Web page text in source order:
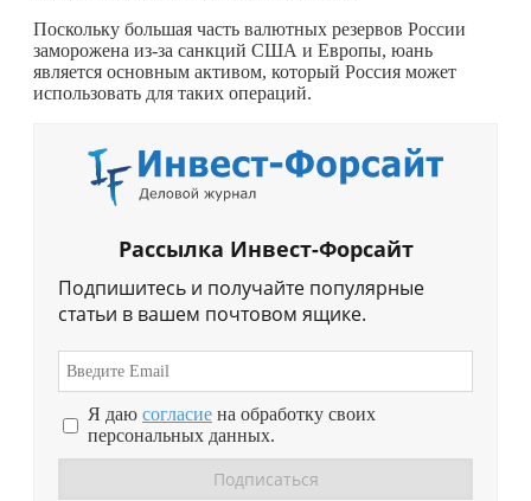
Поскольку большая часть валютных резервов России
заморожена из-за санкций США и Европы, юань
является основным активом, который Россия может
использовать для таких операций.
Рассылка Инвест-Форсайт
Подпишитесь и получайте популярные
статьи в вашем почтовом ящике.
Я даю согласие на обработку своих
персональных данных.